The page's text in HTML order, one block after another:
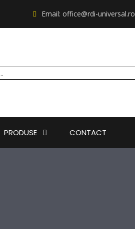
Email: office@rdi-universal.ro
PRODUSE CONTACT